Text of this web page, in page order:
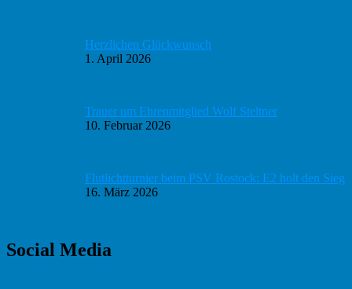
Herzlichen Glückwunsch
1. April 2026
Trauer um Ehrenmitglied Wolf Steltner
10. Februar 2026
Flutlichtturnier beim PSV Rostock: E2 holt den Sieg
16. März 2026
Social Media